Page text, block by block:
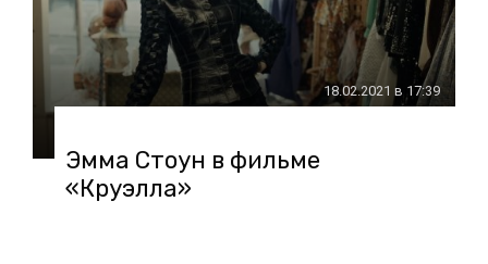
18.02.2021 в 17:39
Эмма Стоун в фильме
«Круэлла»